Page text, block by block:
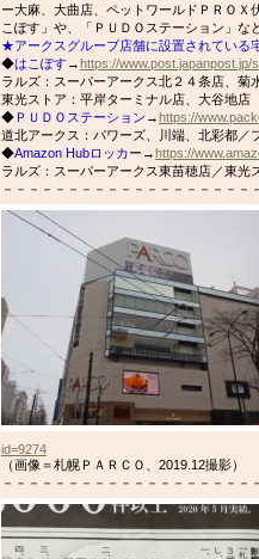
ー大麻、大曲店、ペットワールドＰＲＯ
こぽす」や、「ＰＵＤＯステーション」な
★アークスグループ店舗に設置されている
◆はこぽす→https://www.post.japanpost.jp/
ラルズ：スーパーアークス北２４条店、菊
東光ストア：平岸ターミナル店、大谷地店
◆ ＰＵＤＯステーション →https://
道北アークス：パワーズ、川端、北彩都／
◆Amazon Hubロッカー→https://
ラルズ：スーパーアークス東苗穂店／東光
－－－－－－－－－－－－－－－－－－
id=9274
（画像＝札幌ＰＡＲＣＯ、2019.12撮影）
－－－－－－－－－－－－－－－－－－